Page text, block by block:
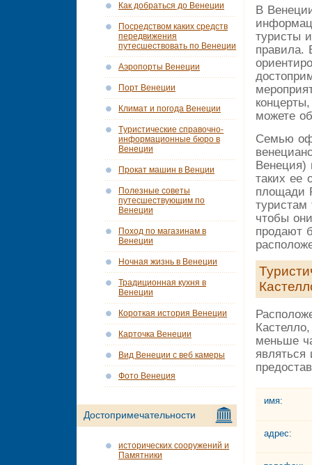
В
туристы
правила.
можете
Семью
Венеция)
таких ее
площади
туристам
чтобы
продают
меньше
имя:
адрес:
Как добраться до Венеции
Посредством каких средств
передвижения
путесшествовать по Венеции
Аэропорты Венеции
Порт Венеции
Климат и погода Венеции
Tуристические справочно-
информационные бюро в
Венеции
Прокат машин в Венции
Полезные советы
путесшествующим по
Венеции
Поход по магазинам в
Венеции
Ночная жизнь в Венеции
Традиционная кухня в
Венеции
Короткая история Венеции
Карточка Венеции
Вид Венеции с веб камеры
Фото Венеция
Достопримечательности
исторических сооружений и
Памятники